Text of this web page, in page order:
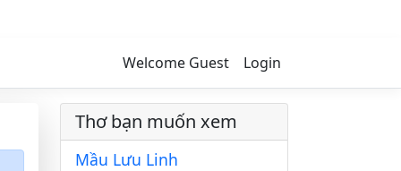
Welcome Guest Login
Thơ bạn muốn xem
Mầu Lưu Linh